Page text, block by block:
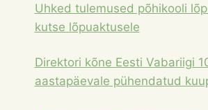
Uhked tulemused põhikooli
kutse lõpuaktusele
Direktori kõne Eesti Vabariigi
aastapäevale pühendatud